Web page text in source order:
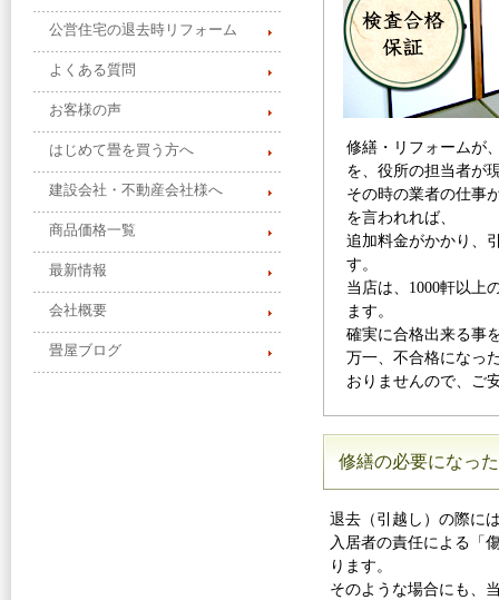
修繕・リフォームが
を、役所の担当者が
その時の業者の仕事
を言われれば、
追加料金がかかり、
す。
当店は、1000軒以上
ます。
確実に合格出来る事
万一、不合格になっ
おりませんので、ご
修繕の必要になっ
退去（引越し）の際に
入居者の責任による「
ります。
そのような場合にも、
公営住宅の退去時リフォーム
よくある質問
お客様の声
はじめて畳を買う方へ
建設会社・不動産会社様へ
商品価格一覧
最新情報
会社概要
畳屋ブログ